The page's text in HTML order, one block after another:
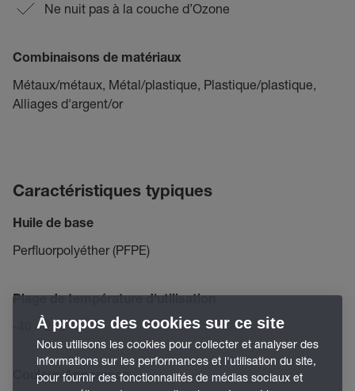
Ne nuit pas à la couche d’Ozone
Combinaisons de matériaux
Métaux/métaux, Métal/plastique, Plastique/plastique,
Alliages d'argent/or
Caractéristiques typiques
Huile de base
Perfluorpolyéther (PFPE)
Plage de température d'utilisation
-40 – 250 °C
Couleur/Apparence
À propos des cookies sur ce site
Nous utilisons les cookies pour collecter et analyser des
informations sur les performances et l'utilisation du site,
pour fournir des fonctionnalités de médias sociaux et